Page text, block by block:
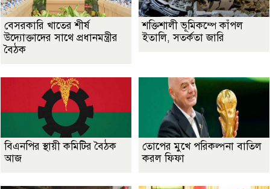
বেসরকারি খাতের শীর্ষ
উদ্যোক্তাদের সাথে প্রধানমন্ত্রীর
বৈঠক
শক্তিশালী ভূমিকম্পে কাঁপল
ইতালি, সতর্কতা জারি
বিএনপির স্থায়ী কমিটির বৈঠক
আজ
তোপের মুখে পরিকল্পনা বাতিল
করল ফিফা